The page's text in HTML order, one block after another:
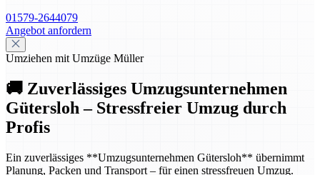
01579-2644079
Angebot anfordern
Umziehen mit Umzüge Müller
🚚 Zuverlässiges Umzugsunternehmen
Gütersloh – Stressfreier Umzug durch
Profis
Ein zuverlässiges **Umzugsunternehmen Gütersloh** übernimmt
Planung, Packen und Transport – für einen stressfreuen Umzug.